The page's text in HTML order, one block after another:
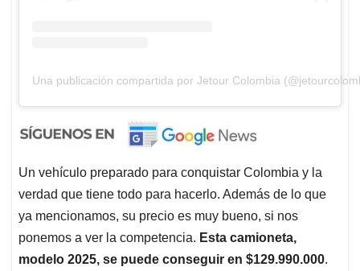
Una publicación compartida por Jetour Colombia
Un vehículo preparado para conquistar Colombia y la
verdad que tiene todo para hacerlo. Además de lo que
ya mencionamos, su precio es muy bueno, si nos
ponemos a ver la competencia. Esta camioneta,
modelo 2025, se puede conseguir en $129.990.000.